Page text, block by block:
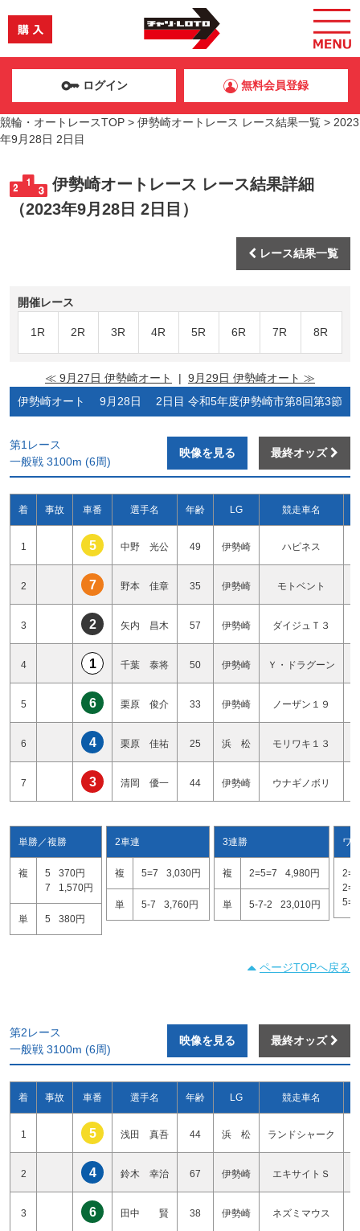
ログイン 無料会員登録
競輪・オートレースTOP > 伊勢崎オートレース レース結果一覧 > 2023
年9月28日 2日目
伊勢崎オートレース レース結果詳細
（2023年9月28日 2日目）
レース結果一覧
開催レース
1R 2R 3R 4R 5R 6R 7R 8R
≪ 9月27日 伊勢崎オート | 9月29日 伊勢崎オート ≫
伊勢崎オート 9月28日 2日目 令和5年度伊勢崎市第8回第3節
第1レース
一般戦 3100m (6周)
映像を見る 最終オッズ
着 事故 車番 選手名 年齢 LG 競走車名
1 5 中野 光公 49 伊勢崎 ハピネス
2 7 野本 佳章 35 伊勢崎 モトベント
3 2 矢内 昌木 57 伊勢崎 ダイジュＴ３
4 1 千葉 泰将 50 伊勢崎 Ｙ・ドラグーン
5 6 栗原 俊介 33 伊勢崎 ノーザン１９
6 4 栗原 佳祐 25 浜 松 モリワキ１３
7 3 清岡 優一 44 伊勢崎 ウナギノボリ
単勝／複勝
複 5
370円
7
1,570円
単 5 380円
2車連
複 5=7 3,030円
単 5-7 3,760円
3連勝
複 2=5=7 4,980円
単 5-7-2 23,010円
ワ
2=5
2=7
5=7
ページTOPへ戻る
第2レース
一般戦 3100m (6周)
映像を見る 最終オッズ
着 事故 車番 選手名 年齢 LG 競走車名
1 5 浅田 真吾 44 浜 松 ランドシャーク
2 4 鈴木 幸治 67 伊勢崎 エキサイトＳ
3 6 田中 賢 38 伊勢崎 ネズミマウス